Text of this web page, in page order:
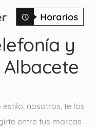
y
nosotros, te los
entre tus marcas